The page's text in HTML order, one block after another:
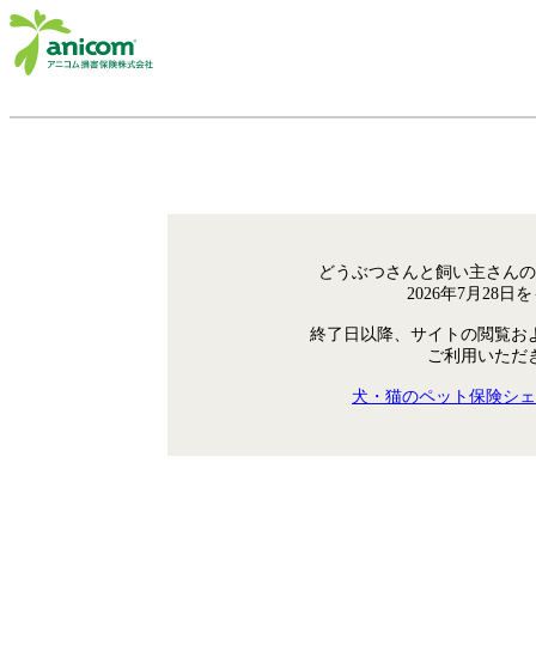
どうぶつさんと飼い主さん
2026年7月28日
終了日以降、サイトの閲覧お
ご利用いただ
犬・猫のペット保険シ